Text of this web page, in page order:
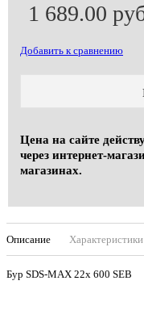
1 689.00
Добавить к сравнению
Цена на сайте
через интернет-
магазинах.
Описание Характеристики
Бур SDS-MAX 22х 600 SEB